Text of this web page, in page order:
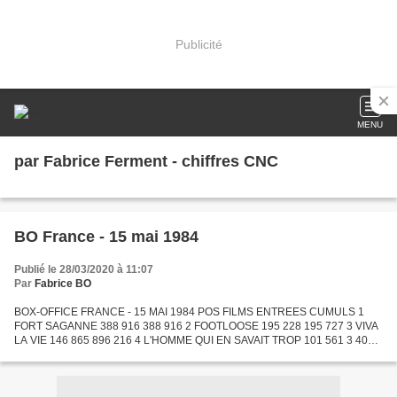
Publicité
MENU
par Fabrice Ferment - chiffres CNC
BO France - 15 mai 1984
Publié le 28/03/2020 à 11:07
Par Fabrice BO
BOX-OFFICE FRANCE - 15 MAI 1984 POS FILMS ENTREES CUMULS 1
FORT SAGANNE 388 916 388 916 2 FOOTLOOSE 195 228 195 727 3 VIVA
LA VIE 146 865 896 216 4 L'HOMME QUI EN SAVAIT TROP 101 561 3 404